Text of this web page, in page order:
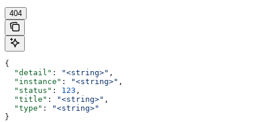
404
{
  "detail"
: "<string>" ,
  "instance"
: "<string>" ,
  "status"
: 123 ,
  "title"
: "<string>" ,
  "type"
:
"<string>"
}